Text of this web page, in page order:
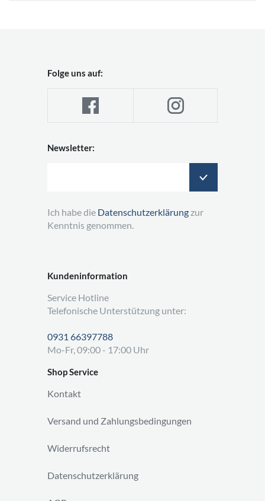
Kundeninformation
Service Hotline
Telefonische Unterstützung unter:
0931 66397788
Mo-Fr, 09:00 - 17:00 Uhr
Shop Service
Kontakt
Versand und Zahlungsbedingungen
Widerrufsrecht
Datenschutzerklärung
Folge uns auf:
Newsletter:
Ich habe die Datenschutzerklärung zur
Kenntnis genommen.